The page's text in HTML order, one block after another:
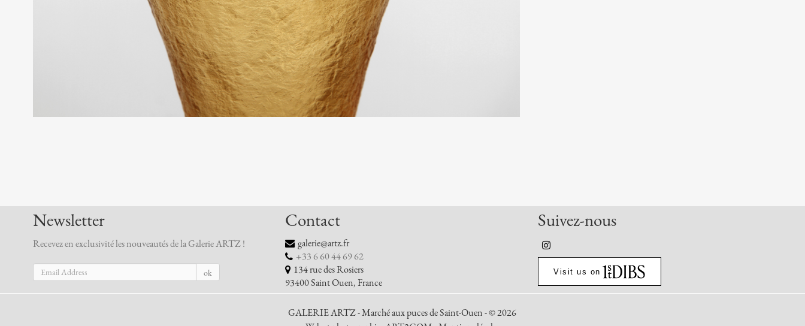
Newsletter
Recevez en exclusivité les nouveautés de la Galerie ARTZ !
ok
Contact
galerie@artz.fr
+33 6 60 44 69 62
134 rue des Rosiers
93400 Saint Ouen, France
Suivez-nous
Visit us on
GALERIE ARTZ - Marché aux puces de Saint-Ouen - © 2026